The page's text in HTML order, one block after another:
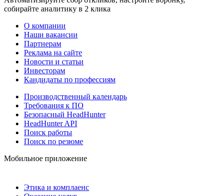
собирайте аналитику в 2 клика
О компании
Наши вакансии
Партнерам
Реклама на сайте
Новости и статьи
Инвесторам
Кандидаты по профессиям
Производственный календарь
Требования к ПО
Безопасный HeadHunter
HeadHunter API
Поиск работы
Поиск по резюме
Мобильное приложение
Этика и комплаенс